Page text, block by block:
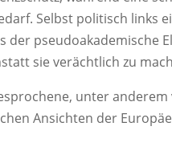
Selbst politisch links
der pseudoakademische
sie verächtlich zu
unter
Ansichten der